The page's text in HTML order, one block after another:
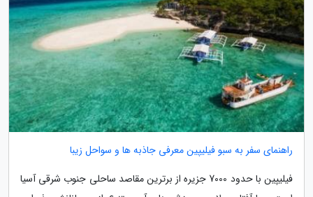
راهنمای سفر به سبو فیلیپین معرفی جاذبه ها و سواحل زیبا
فیلیپین با حدود 7000 جزیره از برترین مقاصد ساحلی جنوب شرقی آسیا